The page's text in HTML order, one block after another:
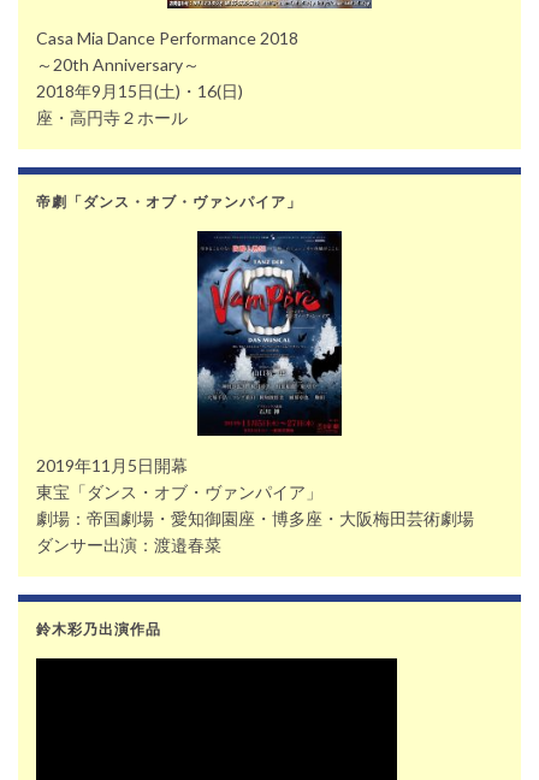
Casa Mia Dance Performance 2018
～20th Anniversary～
2018年9月15日(土)・16(日)
座・高円寺２ホール
帝劇「ダンス・オブ・ヴァンパイア」
2019年11月5日開幕
東宝「ダンス・オブ・ヴァンパイア」
劇場：帝国劇場・愛知御園座・博多座・大阪梅田芸術劇場
ダンサー出演：渡邉春菜
鈴木彩乃出演作品